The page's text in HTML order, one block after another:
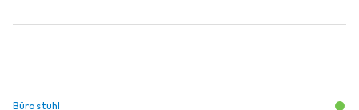
Bürostuhl